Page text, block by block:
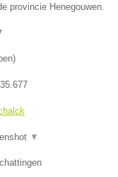
provincie Henegouwen.
)
▼